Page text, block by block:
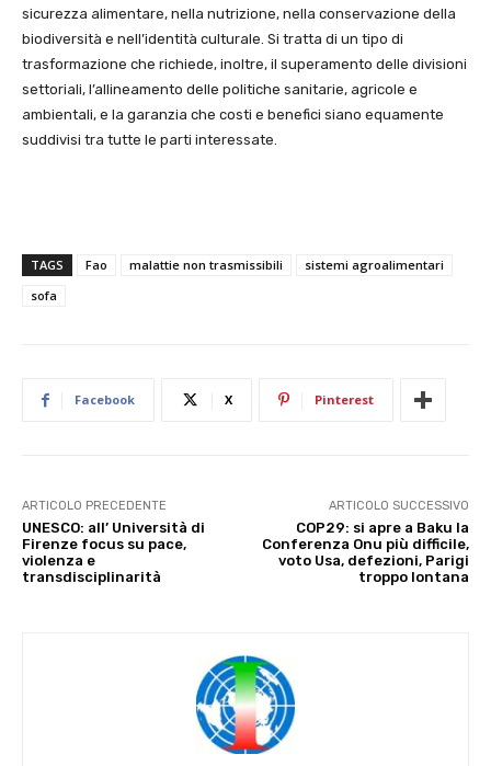
sicurezza alimentare, nella nutrizione, nella conservazione della
biodiversità e nell’identità culturale. Si tratta di un tipo di
trasformazione che richiede, inoltre, il superamento delle divisioni
settoriali, l’allineamento delle politiche sanitarie, agricole e
ambientali, e la garanzia che costi e benefici siano equamente
suddivisi tra tutte le parti interessate.
TAGS Fao malattie non trasmissibili
sistemi agroalimentari
sofa
Facebook X Pinterest
ARTICOLO PRECEDENTE
UNESCO: all’ Università di
Firenze focus su pace,
violenza e
transdisciplinarità
ARTICOLO SUCCESSIVO
COP29: si apre a Baku la
Conferenza Onu più difficile,
voto Usa, defezioni, Parigi
troppo lontana